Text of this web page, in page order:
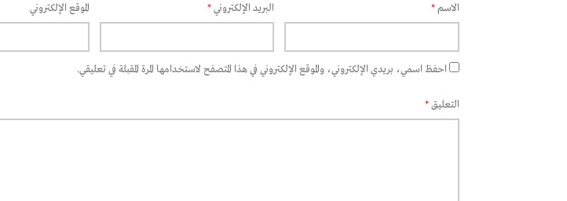
الاسم* البريد الإلكتروني* الموقع الإلكتروني
احفظ اسمي، بريدي الإلكتروني، والموقع الإلكتروني في هذا المتصفح لاستخدامها المرة المقبلة في تعليقي.
التعليق*